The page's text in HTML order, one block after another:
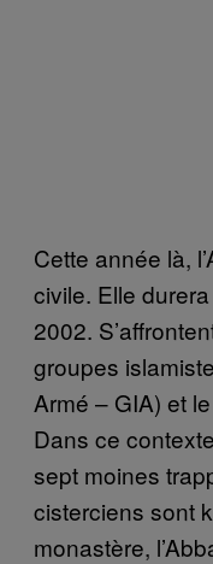
Cette année là,
civile. Elle
2002.
groupes
Armé – GIA) et
Dans ce
sept moines
cisterciens sont
monastère,